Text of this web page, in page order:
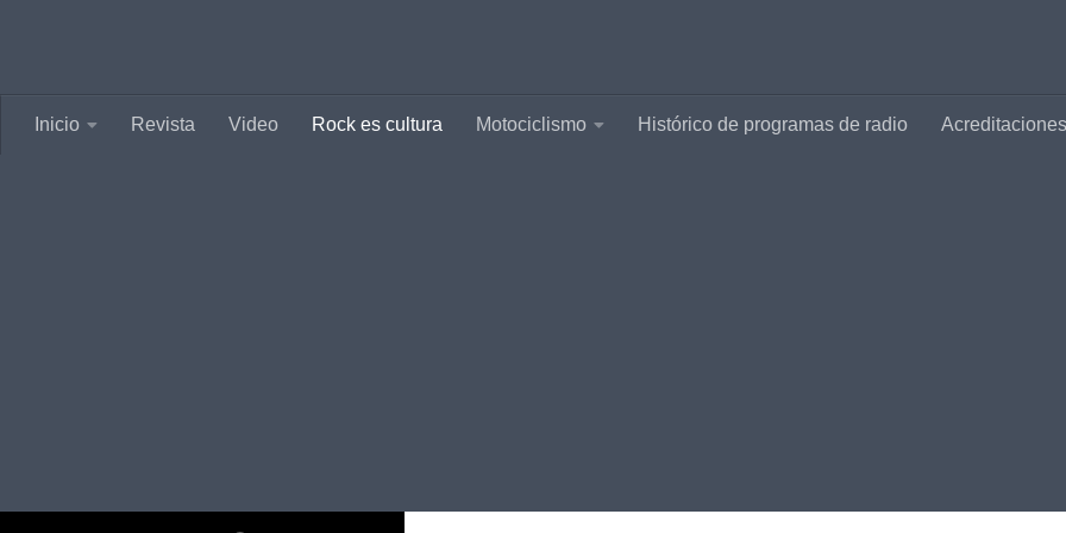
Inicio Revista Video Rock es cultura Motociclismo Histórico de programas de radio Acreditaciones